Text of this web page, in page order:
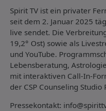
Spirit TV ist ein privater
seit dem 2. Januar 2025
live sendet. Die
19,2° Ost) sowie als
und YouTube.
Lebensberatung,
mit interaktiven Call-In-
der CSP Counseling Studio
Pressekontakt: